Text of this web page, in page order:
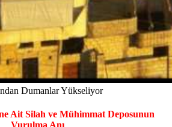
Dumanlar Yükseliyor
Ait Silah ve Mühimmat Deposunun